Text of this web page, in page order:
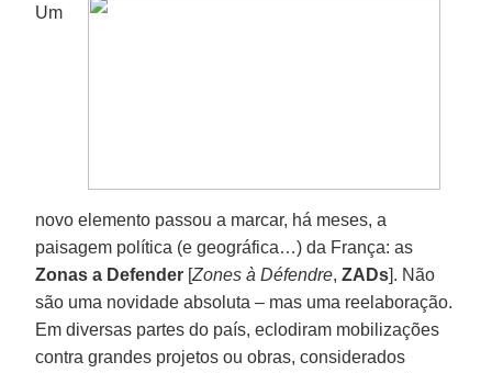
Um
novo elemento passou a marcar, há meses, a
paisagem política (e geográfica…) da França: as
Zonas a Defender [Zones à Défendre,ZADs]. Não
são uma novidade absoluta – mas uma reelaboração.
Em diversas partes do país, eclodiram mobilizações
contra grandes projetos ou obras, considerados